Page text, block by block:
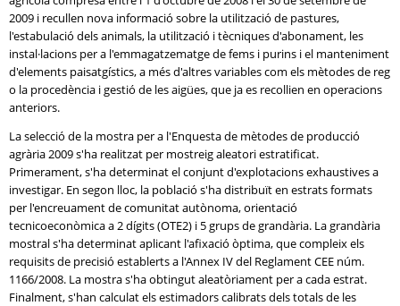
2009 i recullen nova informació sobre la utilització de pastures,
l'estabulació dels animals, la utilització i tècniques d'abonament, les
instal·lacions per a l'emmagatzematge de fems i purins i el manteniment
d'elements paisatgístics, a més d'altres variables com els mètodes de reg
o la procedència i gestió de les aigües, que ja es recollien en operacions
anteriors.
La selecció de la mostra per a l'Enquesta de mètodes de producció
agrària 2009 s'ha realitzat per mostreig aleatori estratificat.
Primerament, s'ha determinat el conjunt d'explotacions exhaustives a
investigar. En segon lloc, la població s'ha distribuït en estrats formats
per l'encreuament de comunitat autònoma, orientació
tecnicoeconòmica a 2 dígits (OTE2) i 5 grups de grandària. La grandària
mostral s'ha determinat aplicant l'afixació òptima, que compleix els
requisits de precisió establerts a l'Annex IV del Reglament CEE núm.
1166/2008. La mostra s'ha obtingut aleatòriament per a cada estrat.
Finalment, s'han calculat els estimadors calibrats dels totals de les